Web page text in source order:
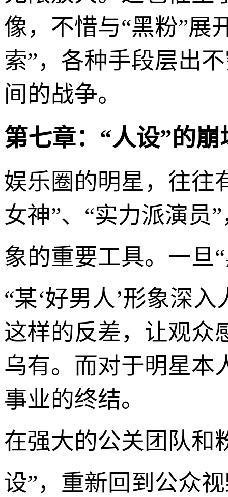
像，不惜与“黑粉”展
索”，各种手段层出
间的战争。
第七章：“人设”的
娱乐圈的明星，往往
女神”、“实力派演员
象的重要工具。一旦
“某‘好男人’形象深
这样的反差，让观众
乌有。而对于明星本
事业的终结。
在强大的公关团队和
设”，重新回到公众